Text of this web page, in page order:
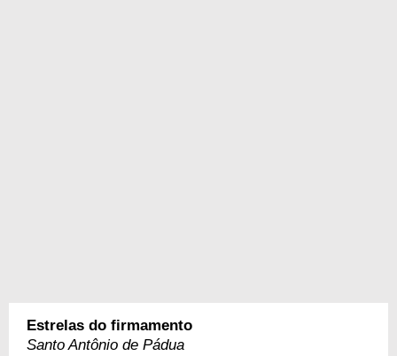
Estrelas do firmamento
Santo Antônio de Pádua